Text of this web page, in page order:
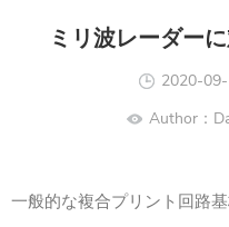
ミリ波レーダー
2020-
Author
一般的な複合プリント回路